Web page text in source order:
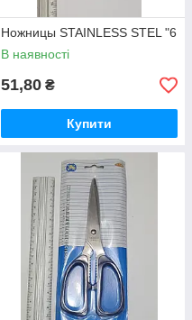
Ножницы STAINLESS STEL "6
В наявності
51,80 ₴
Купити